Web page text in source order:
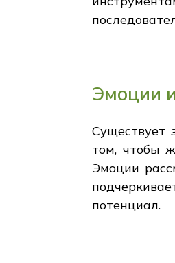
Эмоции
Существует
том, чтобы
Эмоции
потенциал.